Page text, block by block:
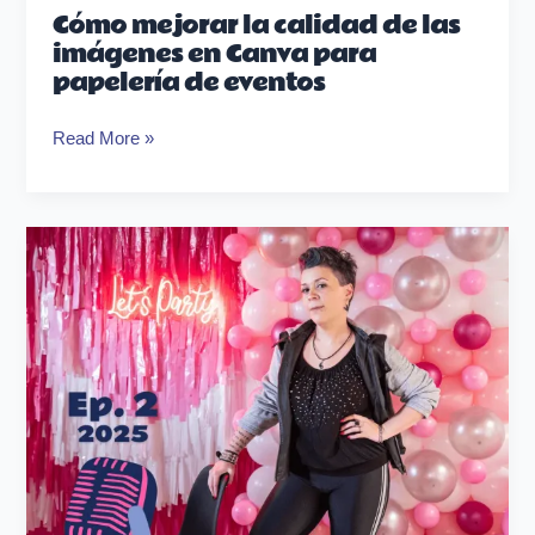
Cómo mejorar la calidad de las
imágenes en Canva para
papelería de eventos
Read More »
ep2
–
No
sos
el
ombligo
del
mundo